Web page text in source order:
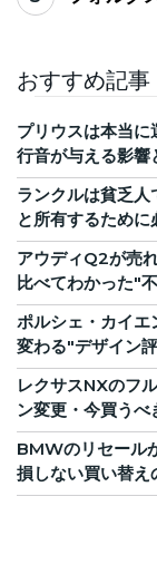
おすすめ記事
プリウスは本当
行音が与える影響
ランクルは貧乏
と所有するために
アウディQ2が売
比べてわかった"
ポルシェ・カイ
変わる"デザイン
レクサスNXのフ
ン変更・今買うべ
BMWのリセール
損しない買い替え